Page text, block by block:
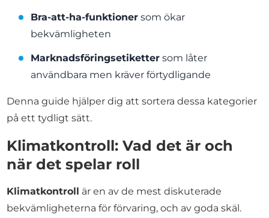
Bra-att-ha-funktioner som ökar
bekvämligheten
Marknadsföringsetiketter som låter
användbara men kräver förtydligande
Denna guide hjälper dig att sortera dessa kategorier
på ett tydligt sätt.
Klimatkontroll: Vad det är och
när det spelar roll
Klimatkontroll är en av de mest diskuterade
bekvämligheterna för förvaring, och av goda skäl.